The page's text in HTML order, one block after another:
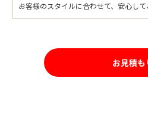
お客様のスタイルに合わせて、安心して
お見積も